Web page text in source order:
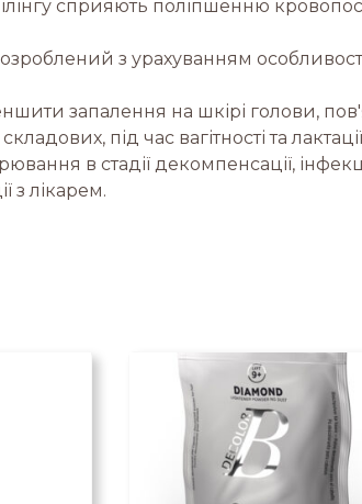
сприяють поліпшенню
з урахуванням
запалення на шкірі голови,
під час вагітності та
в стадії декомпенсації,
з лікарем.